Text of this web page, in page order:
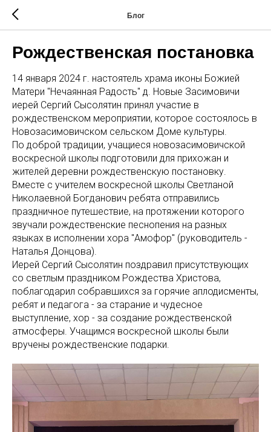
Блог
Рождественская постановка
14 января 2024 г. настоятель храма иконы Божией
Матери "Нечаянная Радость" д. Новые Засимовичи
иерей Сергий Сысолятин принял участие в
рождественском мероприятии, которое состоялось в
Новозасимовичском сельском Доме культуры.
По доброй традиции, учащиеся новозасимовичской
воскресной школы подготовили для прихожан и
жителей деревни рождественскую постановку.
Вместе с учителем воскресной школы Светланой
Николаевной Богданович ребята отправились
праздничное путешествие, на протяжении которого
звучали рождественские песнопения на разных
языках в исполнении хора "Амофор" (руководитель -
Наталья Донцова).
Иерей Сергий Сысолятин поздравил присутствующих
со светлым праздником Рождества Христова,
поблагодарил собравшихся за горячие аплодисменты,
ребят и педагога - за старание и чудесное
выступление, хор - за создание рождественской
атмосферы. Учащимся воскресной школы были
вручены рождественские подарки.